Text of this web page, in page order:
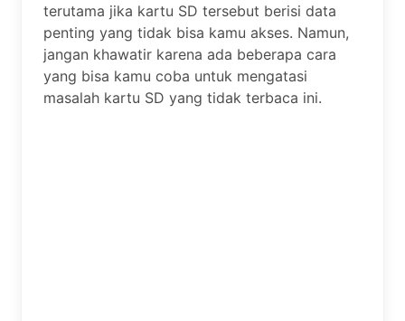
terutama jika kartu SD tersebut berisi data
penting yang tidak bisa kamu akses. Namun,
jangan khawatir karena ada beberapa cara
yang bisa kamu coba untuk mengatasi
masalah kartu SD yang tidak terbaca ini.